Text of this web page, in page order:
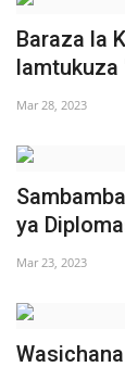
Baraza la
lamtukuza
Mar 28, 2023
ya
Mar 23, 2023